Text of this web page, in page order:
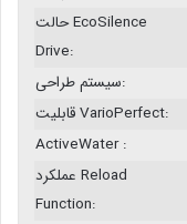
حالت EcoSilence
Drive:
سیستم طراحی:
قابلیت VarioPerfect:
ActiveWater :
عملکرد Reload
Function: